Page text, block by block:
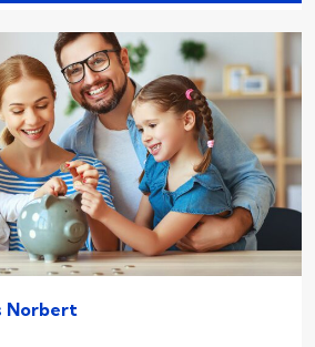
Norbert